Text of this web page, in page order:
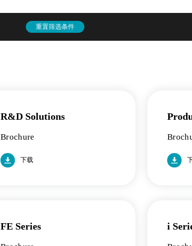
重置筛选条件
R&D Solutions
Brochure
下载
FE Series i